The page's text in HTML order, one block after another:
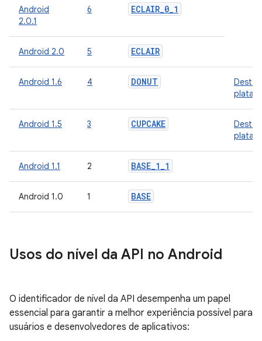
Android
2.0.1
6 ECLAIR_0_1
Android 2.0 5 ECLAIR
Android 1.6 4 DONUT
Android 1.5 3 CUPCAKE
Android 1.1 2 BASE_1_1
Android 1.0 1 BASE
Usos do nível da API no Android
O identificador de nível da API desempenha um papel
essencial para garantir a melhor experiência possível para
usuários e desenvolvedores de aplicativos: